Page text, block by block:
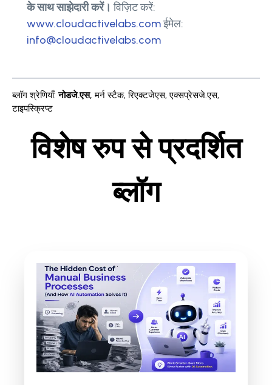
के साथ साझेदारी करें। विज़िट करें:
www.cloudactivelabs.comईमेल:
info@cloudactivelabs.com
ब्लॉग श्रेणियाँ: नोडजे.एस, मर्न स्टैक,रिएक्टजेएस,एक्सप्रेसजे.एस,
टाइपस्क्रिप्ट
विशेष रुप से प्रदर्शित
ब्लॉग